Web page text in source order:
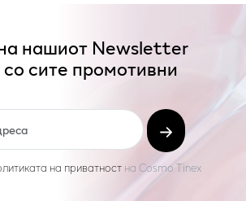
нашиот Newsletter
сите промотивни
на приватност на Cosmo Tinex